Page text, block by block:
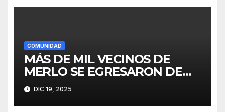
COMUNIDAD
MÁS DE MIL VECINOS DE
MERLO SE EGRESARON DE
FINES
DIC 19, 2025